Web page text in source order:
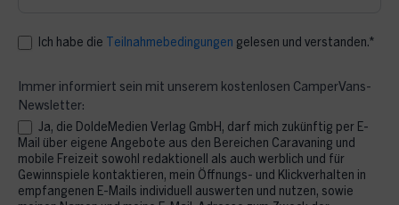
Ich habe die Teilnahmebedingungen gelesen und verstanden.*
Immer informiert sein mit unserem kostenlosen CamperVans-
Newsletter:
Ja, die DoldeMedien Verlag GmbH, darf mich zukünftig per E-
Mail über eigene Angebote aus den Bereichen Caravaning und
mobile Freizeit sowohl redaktionell als auch werblich und für
Gewinnspiele kontaktieren, mein Öffnungs- und Klickverhalten in
empfangenen E-Mails individuell auswerten und nutzen, sowie